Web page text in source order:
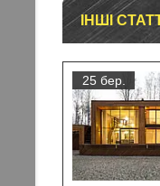
ІНШІ
25 бер.